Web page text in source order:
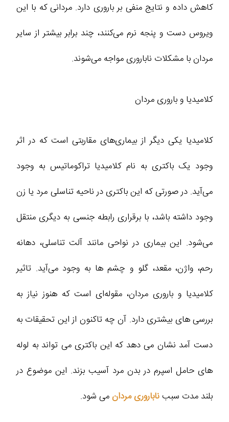
کاهش داده و نتایج منفی بر باروری دارد. مردانی که با این
ویروس دست و پنجه نرم می‌کنند، چند برابر بیشتر از سایر
مردان با مشکلات ناباروری مواجه می‌شوند.
کلامیدیا و باروری مردان
کلامیدیا یکی دیگر از بیماری‌های مقاربتی است که در اثر
وجود یک باکتری به نام کلامیدیا تراکوماتیس به وجود
می‌آید. در صورتی که این باکتری در ناحیه تناسلی مرد یا زن
وجود داشته باشد، با برقراری رابطه جنسی به دیگری منتقل
می‌شود. این بیماری در نواحی مانند آلت تناسلی، دهانه
رحم، واژن، مقعد، گلو و چشم ها به وجود می‌آید. تاثیر
کلامیدیا و باروری مردان، مقوله‌ای است که هنوز نیاز به
بررسی‌ های بیشتری دارد. آن‌ چه تاکنون از این تحقیقات به
دست آمد نشان می‌ دهد که این باکتری می‌ تواند به لوله‌
های حامل اسپرم در بدن مرد آسیب بزند. این موضوع در
بلند مدت سببناباروری مردانمی‌ شود.